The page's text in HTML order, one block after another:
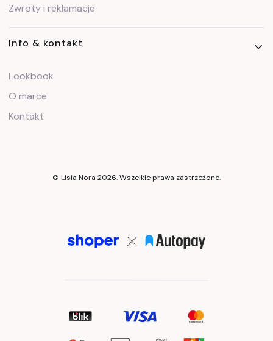
Zwroty i reklamacje
Info & kontakt
Lookbook
O marce
Kontakt
© Lisia Nora 2026. Wszelkie prawa zastrzeżone.